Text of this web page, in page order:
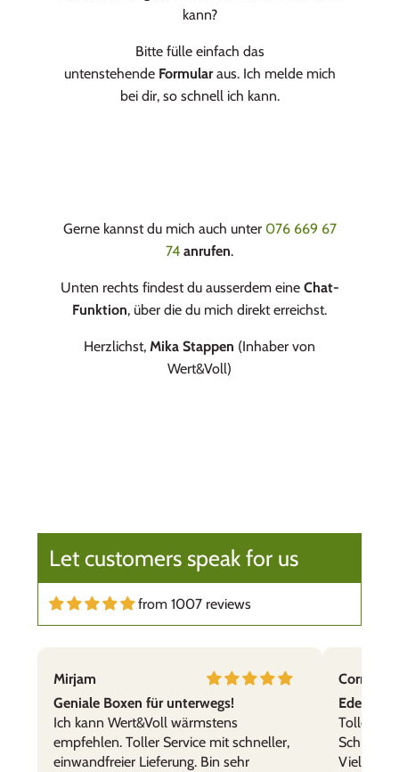
kann?
Bitte fülle einfach das
untenstehende Formularaus. Ich melde mich
bei dir, so schnell ich kann.
Gerne kannst du mich auch unter 076 669 67
74 anrufen.
Unten rechts findest du ausserdem eine Chat-
Funktion, über die du mich direkt erreichst.
Herzlichst, Mika Stappen (Inhaber von
Wert&Voll)
Let customers speak for us
from 1007 reviews
Mirjam
Geniale Boxen für unterwegs!
Ich kann Wert&Voll wärmstens
empfehlen. Toller Service mit schneller,
einwandfreier Lieferung. Bin sehr
Cornelia,
Tolle
Schnelle
Vielen